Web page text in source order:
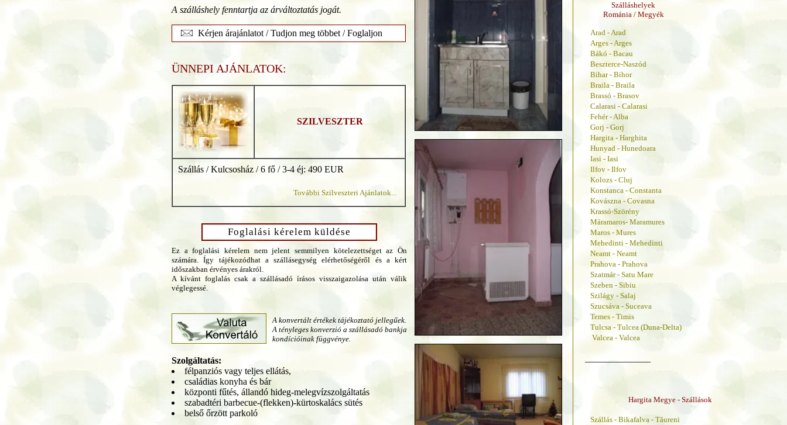
A szálláshely fenntartja az árváltoztatás jogát.
Kérjen árajánlatot / Tudjon meg többet / Foglaljon
ÜNNEPI AJÁNLATOK:
SZILVESZTER
Szállás / Kulcsosház / 6 fő / 3-4 éj: 490 EUR
További Szilveszteri Ajánlatok...
Foglalási kérelem küldése
Ez a foglalási kérelem nem jelent semmilyen kötelezettséget az Ön
számára. Így tájékozódhat a szállásegység elérhetőségéről és a kért
időszakban érvényes árakról.
A kívánt foglalás csak a szállásadó írásos visszaigazolása után válik
véglegessé.
A konvertált értékek tájékoztató jellegűek.
A tényleges konverzió a szállásadó bankja
kondícióinak függvénye.
Szolgáltatás:
félpanziós vagy teljes ellátás,
családias konyha és bár
központi fűtés, állandó hideg-melegvízszolgáltatás
szabadtéri barbecue-(flekken)-kürtoskalács sütés
belső őrzött parkoló
Szálláshelyek
Románia / Megyék
Arad - Arad
Arges - Arges
Bákó - Bacau
Beszterce-Naszód
Bihar - Bihor
Braila - Braila
Brassó - Brasov
Calarasi - Calarasi
Fehér - Alba
Gorj - Gorj
Hargita - Harghita
Hunyad - Hunedoara
Iasi - Iasi
Ilfov - Ilfov
Kolozs - Cluj
Konstanca - Constanta
Kovászna - Covasna
Krassó-Szörény
Máramaros- Maramures
Maros - Mures
Mehedinti - Mehedinti
Neamt - Neamt
Prahova - Prahova
Szatmár - Satu Mare
Szeben - Sibiu
Szilágy - Salaj
Szucsáva - Suceava
Temes - Timis
Tulcsa - Tulcea (Duna-Delta)
Valcea - Valcea
Hargita Megye - Szállások
Szállás - Bikafalva - Tăureni